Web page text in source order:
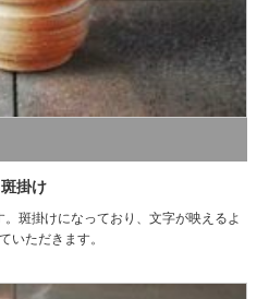
掛け
斑掛けになっており、文字が映えるよ
いただきます。